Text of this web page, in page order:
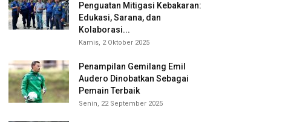
Penguatan Mitigasi Kebakaran:
Edukasi, Sarana, dan
Kolaborasi...
Kamis, 2 Oktober 2025
Penampilan Gemilang Emil
Audero Dinobatkan Sebagai
Pemain Terbaik
Senin, 22 September 2025